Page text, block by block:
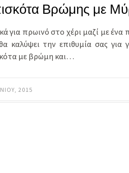
Βρώμης με
για πρωινό στο χέρι μαζί με ένα
καλύψει την επιθυμία σας για
με βρώμη και…
2015